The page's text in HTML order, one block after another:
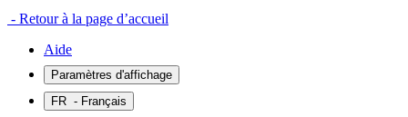
- Retour à la page d’accueil
Aide
Paramètres d'affichage
FR - Français